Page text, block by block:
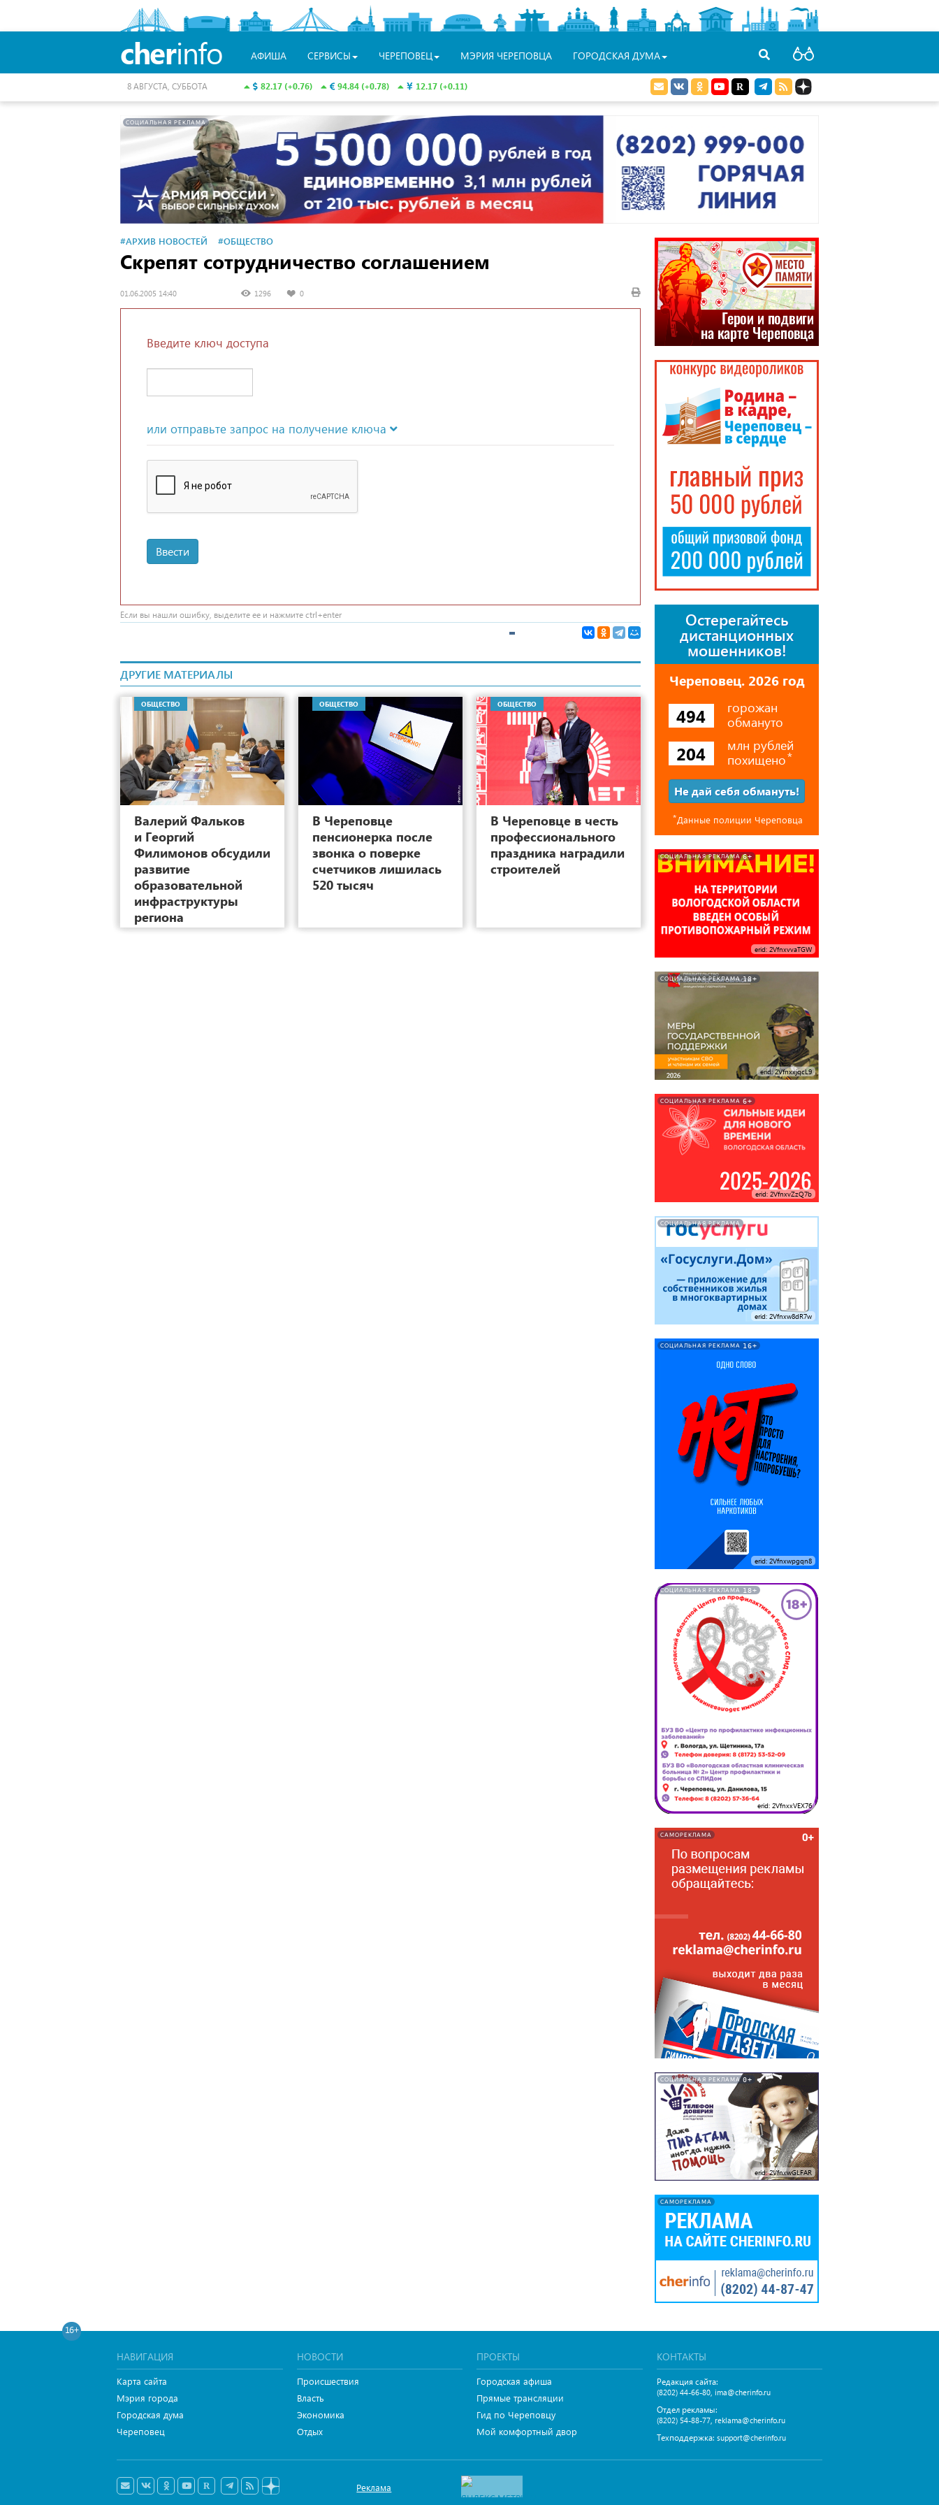
cherinfo АФИША СЕРВИСЫ ЧЕРЕПОВЕЦ МЭРИЯ ЧЕРЕПОВЦА ГОРОДСКАЯ ДУМА
82.17 (+0.76) 94.84 (+0.78) 12.17 (+0.11)
8 АВГУСТА, СУББОТА
СОЦИАЛЬНАЯ РЕКЛАМА
#АРХИВ НОВОСТЕЙ #ОБЩЕСТВО
Скрепят сотрудничество соглашением
01.06.2005 14:40 1296 0
Введите ключ доступа
или отправьте запрос на получение ключа
Ввести
Если вы нашли ошибку, выделите ее и нажмите ctrl+enter
ДРУГИЕ МАТЕРИАЛЫ
ОБЩЕСТВО
Валерий Фальков
и Георгий
Филимонов обсудили
развитие
образовательной
инфраструктуры
региона
ОБЩЕСТВО
В Череповце
пенсионерка после
звонка о поверке
счетчиков лишилась
520 тысяч
ОБЩЕСТВО
В Череповце в честь
профессионального
праздника наградили
строителей
Остерегайтесь
дистанционных
мошенников!
Череповец. 2026 год
494
горожан
обмануто
204
млн рублей
похищено⃰
Не дай себя обмануть!
⃰Данные полиции Череповца
СОЦИАЛЬНАЯ РЕКЛАМА 6+
erid: 2VfnxvvaTGW
СОЦИАЛЬНАЯ РЕКЛАМА 18+
erid: 2VfnxxjqcL9
СОЦИАЛЬНАЯ РЕКЛАМА 6+
erid: 2VfnxvZzQ7b
СОЦИАЛЬНАЯ РЕКЛАМА
erid: 2Vfnxw8dR7w
СОЦИАЛЬНАЯ РЕКЛАМА 16+
erid: 2Vfnxwpgqn8
СОЦИАЛЬНАЯ РЕКЛАМА 18+
erid: 2VfnxxVEX76
САМОРЕКЛАМА
СОЦИАЛЬНАЯ РЕКЛАМА 0+
erid: 2VfnxwGLFAR
САМОРЕКЛАМА
16+
НАВИГАЦИЯ
Карта сайта
Мэрия города
Городская дума
Череповец
НОВОСТИ
Происшествия
Власть
Экономика
Отдых
ПРОЕКТЫ
Городская афиша
Прямые трансляции
Гид по Череповцу
Мой комфортный двор
КОНТАКТЫ
Редакция сайта:
(8202) 44-66-80, ima@cherinfo.ru
Отдел рекламы:
(8202) 54-88-77, reklama@cherinfo.ru
Техподдержка: support@cherinfo.ru
Реклама